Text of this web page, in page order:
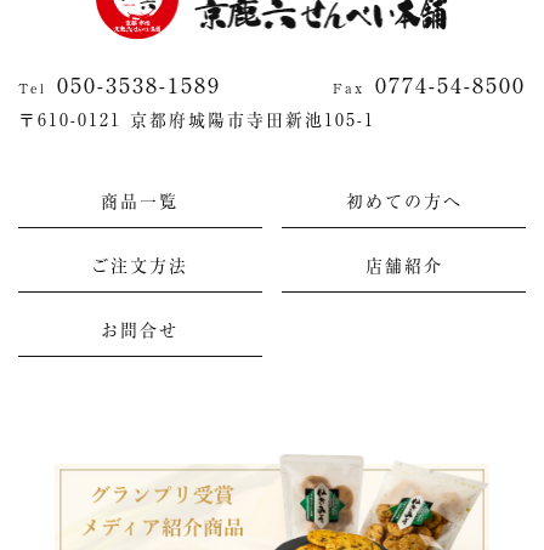
Tel 050-3538-1589 Fax 0774-54-8500
〒610-0121 京都府城陽市寺田新池105-1
商品一覧 初めての方へ
ご注文方法 店舗紹介
お問合せ